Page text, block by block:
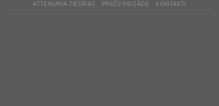
ATTEIKUMA TIESĪBAS PREČU PIEGĀDE KONTAKTI